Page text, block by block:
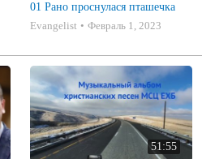
01 Рано проснулася пташечка
Evangelist
Февраль 1, 2023
51:55